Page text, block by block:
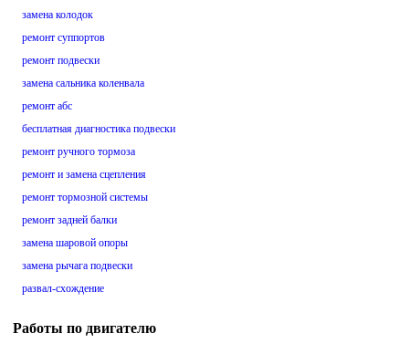
замена колодок
ремонт суппортов
ремонт подвески
замена сальника коленвала
ремонт абс
бесплатная диагностика подвески
ремонт ручного тормоза
ремонт и замена сцепления
ремонт тормозной системы
ремонт задней балки
замена шаровой опоры
замена рычага подвески
развал-схождение
Работы по двигателю